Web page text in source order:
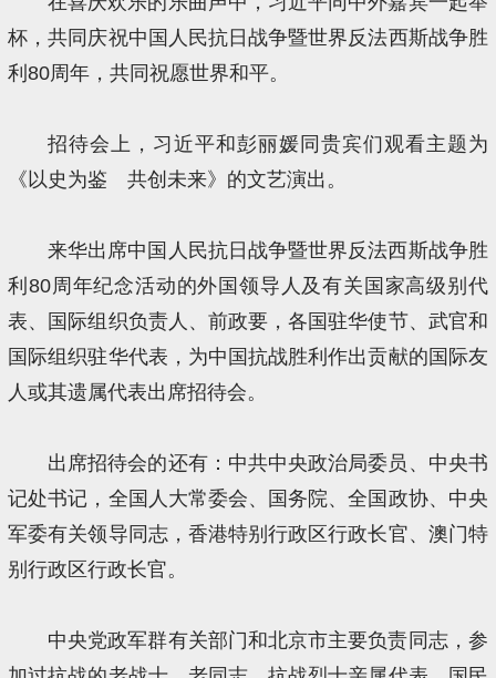
杯，共同庆祝中国人民抗日战争暨世界反法西斯战争胜
利80周年，共同祝愿世界和平。
招待会上，习近平和彭丽媛同贵宾们观看主题为
《以史为鉴 共创未来》的文艺演出。
来华出席中国人民抗日战争暨世界反法西斯战争胜
利80周年纪念活动的外国领导人及有关国家高级别代
表、国际组织负责人、前政要，各国驻华使节、武官和
国际组织驻华代表，为中国抗战胜利作出贡献的国际友
人或其遗属代表出席招待会。
出席招待会的还有：中共中央政治局委员、中央书
记处书记，全国人大常委会、国务院、全国政协、中央
军委有关领导同志，香港特别行政区行政长官、澳门特
别行政区行政长官。
中央党政军群有关部门和北京市主要负责同志，参